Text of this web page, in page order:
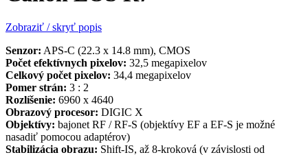
Zobraziť / skryť popis
Senzor: APS-C (22.3 x 14.8 mm), CMOS
Počet efektívnych pixelov: 32,5 megapixelov
Celkový počet pixelov: 34,4 megapixelov
Pomer strán: 3 : 2
Rozlíšenie: 6960 x 4640
Obrazový procesor: DIGIC X
Objektívy: bajonet RF / RF-S (objektívy EF a EF-S je možné
nasadiť pomocou adaptérov)
Stabilizácia obrazu: Shift-IS, až 8-kroková (v závislosti od